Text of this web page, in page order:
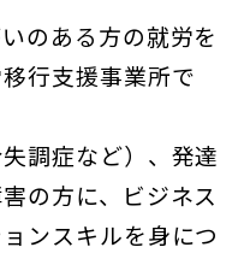
のある方の就労を
行支援事業所で
調症など）、発達
の方に、ビジネス
ンスキルを身につ